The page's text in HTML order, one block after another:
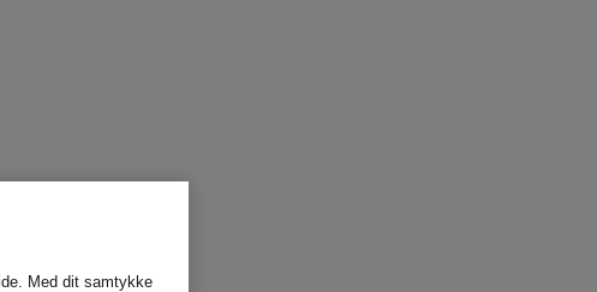
Med dit samtykke